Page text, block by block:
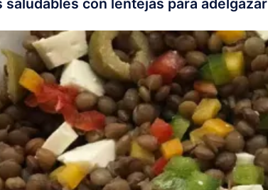
saludables con lentejas para adelgazar